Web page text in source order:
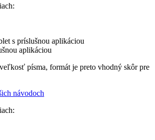
s príslušnou aplikáciou
aplikáciou
písma, formát je preto vhodný skôr pre
návodoch